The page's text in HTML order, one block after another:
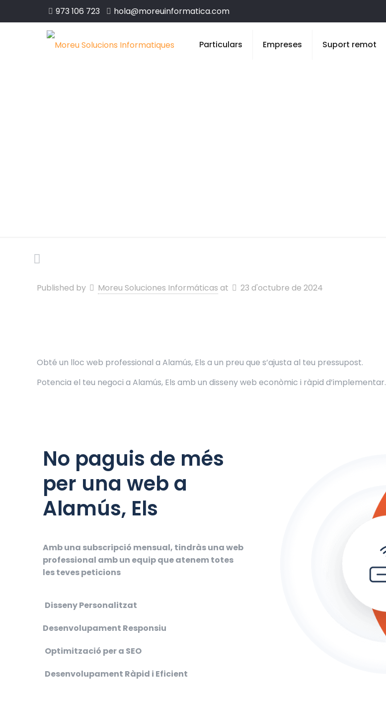
973 106 723 hola@moreuinformatica.com
Particulars Empreses Suport remot
Published by Moreu Soluciones Informáticas at 23 d'octubre de 2024
Obté un lloc web professional a Alamús, Els a un preu que s’ajusta al teu pressupost.
Potencia el teu negoci a Alamús, Els amb un disseny web econòmic i ràpid d’implementar.
No paguis de més
per una web a
Alamús, Els
Amb una subscripció mensual, tindràs una web
professional amb un equip que atenem totes
les teves peticions
Disseny Personalitzat
Desenvolupament Responsiu
Optimització per a SEO
Desenvolupament Ràpid i Eficient